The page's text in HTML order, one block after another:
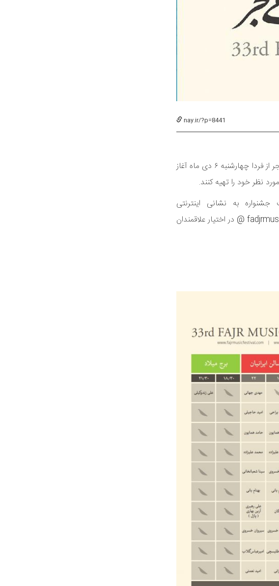
nay.ir/?p=8441
به گزارش روابط عمومی انجمن موسیقی ایران، فروش اینترنتی بلیت اجراهای حاضر در سی‌وسومین جشنواره‌ی موسیقی فجر از فردا چهارشنبه ۶ دی ماه آغاز
نظر خود را تهیه کنند.
به نشانی اینترنتی
قابل دسترسی می باشد، همچنین کانال رسمی سی و سومین جشنواره موسیقی فجر fadjrmusicfestival @ در اختیار علاقمندان